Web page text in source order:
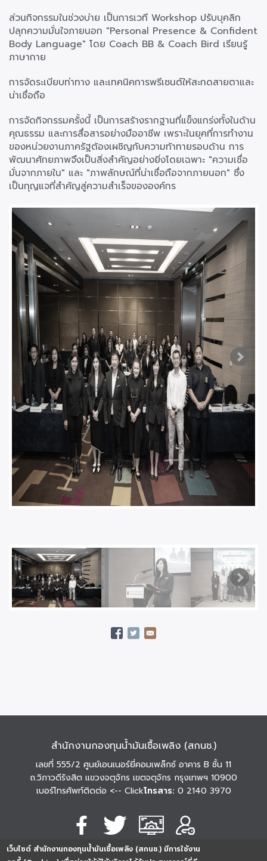
เว็บไซต์ สำนักงานกองทุนน้ำมันเชื้อเพลิง (สกนช.) มีการใช้งาน
ส่วนกิจกรรมในช่วงบ่าย เป็นการเวที Workshop ปรับบุคลิก
ปลุกความมั่นใจภายนอก "Personal Presence & Confident
Body Language" โดย Coach BB & Coach Bird เรียนรู้
ภาษากาย
การจัดระเบียบท่าทาง และเทคนิคการพรีเซนต์ให้สะกดสายตาและ
น่าเชื่อถือ
การจัดกิจกรรมครั้งนี้ เป็นการสร้างรากฐานที่แข็งแกร่งทั้งในด้าน
คุณธรรม และการสื่อสารอย่างมืออาชีพ เพราะในยุคที่การทำงาน
ของหน่วยงานภาครัฐต้องเผชิญกับความท้าทายรอบด้าน การ
พัฒนาศักยภาพจึงเป็นสิ่งสำคัญอย่างยิ่งโดยเฉพาะ "ความเชื่อ
มั่นจากภายใน" และ "ภาพลักษณ์ที่น่าเชื่อถือจากภายนอก" ซึ่ง
เป็นกุญแจที่สำคัญสู่ความสำเร็จขององค์กร
สำนักงานกองทุนน้ำมันเชื้อเพลิง (สกนช.)
เลขที่ 555/2 ศูนย์เอนเนอร์ยี่คอมเพล็กซ์ อาคาร B ชั้น 11
ถ.วิภาวดีรังสิต แขวงจตุจักร เขตจตุจักร กรุงเทพฯ 10900
เบอร์โทรศัพท์ติดต่อ <-- Clickโทรสาร: 0 2140 3970